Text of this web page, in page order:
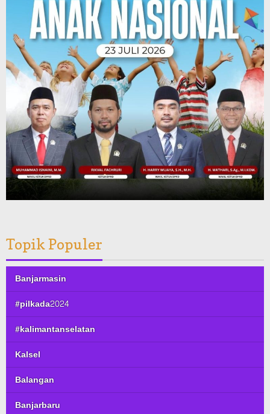
Topik Populer
Banjarmasin
#pilkada2024
#kalimantanselatan
Kalsel
Balangan
Banjarbaru